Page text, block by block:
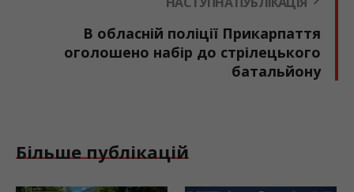
В обласній поліції Прикарпаття
оголошено набір до стрілецького
батальйону
Більше публікацій